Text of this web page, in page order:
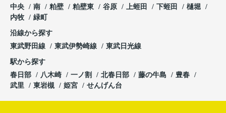
中央
南 粕壁 粕壁東 谷原 上蛭田 下蛭田
樋堀
内牧
緑町
沿線から探す
東武野田線
東武伊勢崎線 東武日光線
駅から探す
春日部
八木崎 一ノ割 北春日部 藤の牛島
豊春
武里
東岩槻 姫宮 せんげん台